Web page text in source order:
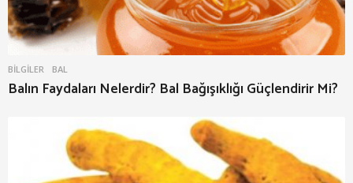
BILGILER BAL
Balın Faydaları Nelerdir? Bal Bağışıklığı Güçlendirir Mi?